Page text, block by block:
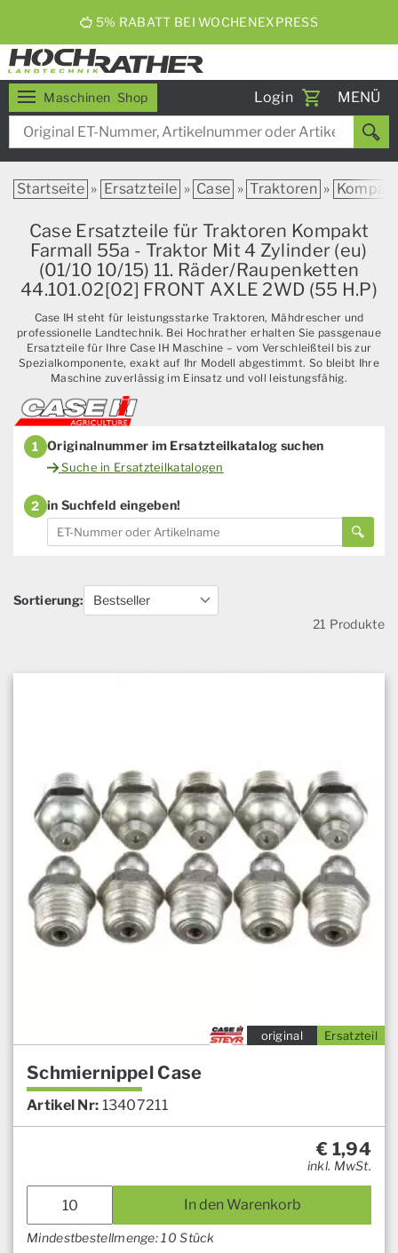
5% RABATT BEI WOCHENEXPRESS
Maschinen Shop Login
Toggle
MENÜ
Startseite » Ersatzteile » Case » Traktoren »
Case Ersatzteile für Traktoren Kompakt
Farmall 55a - Traktor Mit 4 Zylinder (eu)
(01/10 10/15) 11. Räder/Raupenketten
44.101.02[02] FRONT AXLE 2WD (55 H.P)
Case IH steht für leistungsstarke Traktoren, Mähdrescher und
professionelle Landtechnik. Bei Hochrather erhalten Sie passgenaue
Ersatzteile für Ihre Case IH Maschine – vom Verschleißteil bis zur
Spezialkomponente, exakt auf Ihr Modell abgestimmt. So bleibt Ihre
Maschine zuverlässig im Einsatz und voll leistungsfähig.
1 Originalnummer im Ersatzteilkatalog suchen
Suche in Ersatzteilkatalogen
2 in Suchfeld eingeben!
Sortierung:
21 Produkte
Ersatzteil
original
Schmiernippel Case
Artikel Nr: 13407211
€ 1,94
inkl. MwSt.
In den Warenkorb
Mindestbestellmenge: 10 Stück